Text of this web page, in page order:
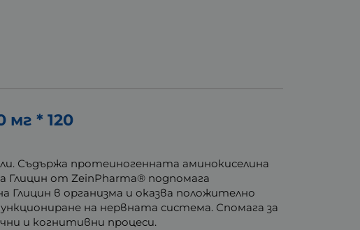
* 120
Съдържа протеиногенната аминокиселина
Глицин от ZeinPharma® подпомага
в организма и оказва положително
на нервната система. Спомага за
и когнитивни процеси.